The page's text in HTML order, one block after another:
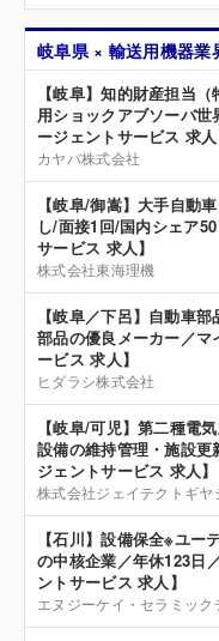
岐阜県 × 輸送用機器業
【岐阜】知的財産担当
用ショックアブソーバ
ージェントサービス 求人
カヤバ株式会社
【岐阜/御嵩】大手自動
し/面接1回/国内シェア
サービス 求人】
株式会社東海理機
【岐阜／下呂】自動車
部品の優良メーカー／
ービス 求人】
ヒダラシ株式会社
【岐阜/可児】第二種電
設備の維持管理・施設
ジェントサービス 求人】
株式会社ジェイテクトギヤ
【石川】設備保全※ユ
の中核企業／年休123日
ントサービス 求人】
エヌジーケイ・セラミッ